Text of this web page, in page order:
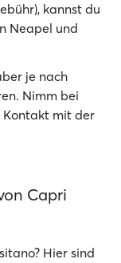
kannst du
Neapel und
je nach
Nimm bei
Kontakt mit der
Capri
Hier sind